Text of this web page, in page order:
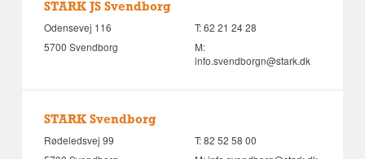
STARK JS Svendborg
Odensevej 116
5700 Svendborg
T:62 21 24 28
M:
info.svendborgn@stark.dk
STARK Svendborg
Rødeledsvej 99
T:82 52 58 00